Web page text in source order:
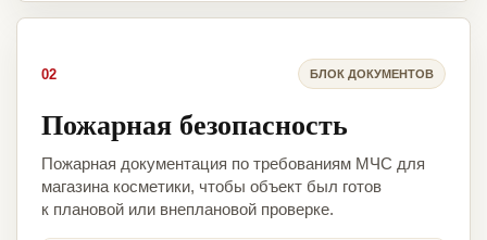
02 БЛОК ДОКУМЕНТОВ
Пожарная безопасность
Пожарная документация по требованиям МЧС для
магазина косметики, чтобы объект был готов
к плановой или внеплановой проверке.